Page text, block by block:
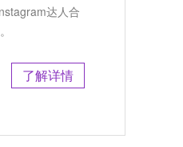
达人合
了解详情